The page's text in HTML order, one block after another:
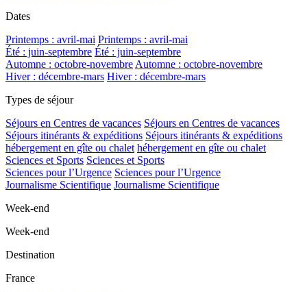
Dates
Printemps : avril-mai Printemps : avril-mai
Été : juin-septembre Été : juin-septembre
Automne : octobre-novembreAutomne : octobre-novembre
Hiver : décembre-mars Hiver : décembre-mars
Types de séjour
Séjours en Centres de vacances Séjours en Centres de vacances
Séjours itinérants & expéditions Séjours itinérants & expéditions
hébergement en gîte ou chalet hébergement en gîte ou chalet
Sciences et Sports Sciences et Sports
Sciences pour l’Urgence Sciences pour l’Urgence
Journalisme Scientifique Journalisme Scientifique
Week-end
Week-end
Destination
France